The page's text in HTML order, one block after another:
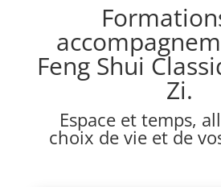
Feng Shui
Zi.
Espace et temps,
choix de vie et de